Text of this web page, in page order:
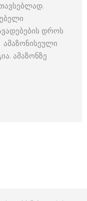
დროს
ამაზონისეული
ამაზონზე